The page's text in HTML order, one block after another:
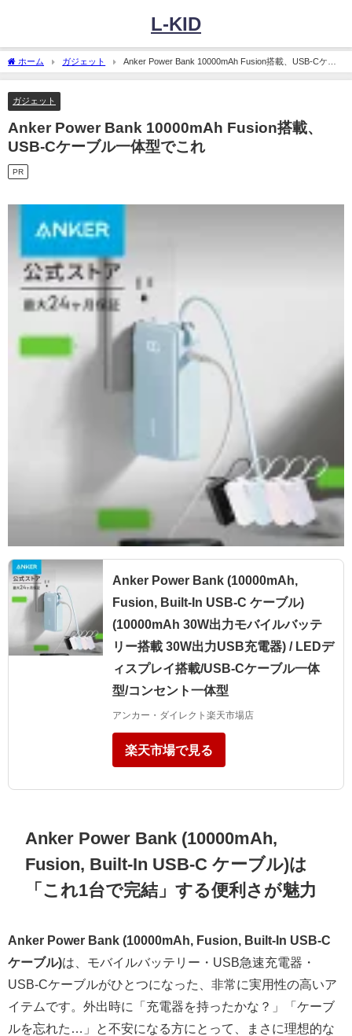
L-KID
ホーム ガジェット
Anker Power Bank 10000mAh Fusion搭載、USB-Cケー
ブル一体型でこれ
ガジェット
Anker Power Bank 10000mAh Fusion搭載、
USB-Cケーブル一体型でこれ
PR
Anker Power Bank (10000mAh,
Fusion, Built-In USB-C ケーブル)
(10000mAh 30W出力モバイルバッテ
リー搭載 30W出力USB充電器) / LEDデ
ィスプレイ搭載/USB-Cケーブル一体
型/コンセント一体型
アンカー・ダイレクト楽天市場店
楽天市場で見る
Anker Power Bank (10000mAh,
Fusion, Built-In USB-C ケーブル)は
「これ1台で完結」する便利さが魅力
Anker Power Bank (10000mAh, Fusion, Built-In USB-C
ケーブル)は、モバイルバッテリー・USB急速充電器・
USB-Cケーブルがひとつになった、非常に実用性の高いア
イテムです。外出時に「充電器を持ったかな？」「ケーブ
ルを忘れた…」と不安になる方にとって、まさに理想的な